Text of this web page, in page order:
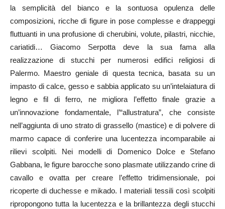
la semplicità del bianco e la sontuosa opulenza delle
composizioni, ricche di figure in pose complesse e drappeggi
fluttuanti in una profusione di cherubini, volute, pilastri, nicchie,
cariatidi… Giacomo Serpotta deve la sua fama alla
realizzazione di stucchi per numerosi edifici religiosi di
Palermo. Maestro geniale di questa tecnica, basata su un
impasto di calce, gesso e sabbia applicato su un’intelaiatura di
legno e fil di ferro, ne migliora l’effetto finale grazie a
un’innovazione fondamentale, l’“allustratura”, che consiste
nell’aggiunta di uno strato di grassello (mastice) e di polvere di
marmo capace di conferire una lucentezza incomparabile ai
rilievi scolpiti. Nei modelli di Domenico Dolce e Stefano
Gabbana, le figure barocche sono plasmate utilizzando crine di
cavallo e ovatta per creare l’effetto tridimensionale, poi
ricoperte di duchesse e mikado. I materiali tessili così scolpiti
ripropongono tutta la lucentezza e la brillantezza degli stucchi